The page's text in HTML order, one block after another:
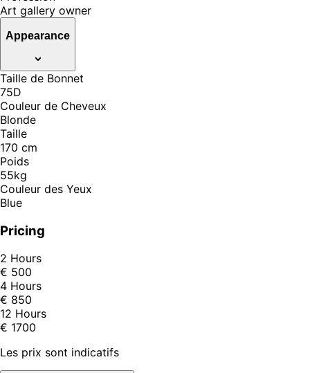
Art gallery owner
Appearance
Taille de Bonnet
75D
Couleur de Cheveux
Blonde
Taille
170 cm
Poids
55kg
Couleur des Yeux
Blue
Pricing
2 Hours
€ 500
4 Hours
€ 850
12 Hours
€ 1700
Les prix sont indicatifs